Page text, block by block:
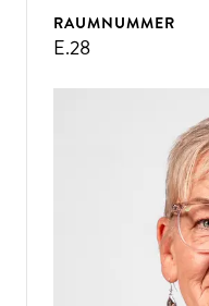
RAUMNUMMER
E.28